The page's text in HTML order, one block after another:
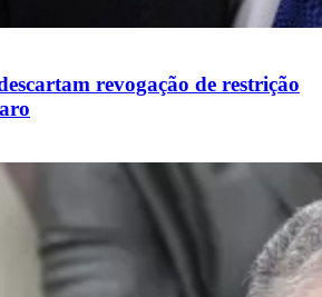
revogação de restrição